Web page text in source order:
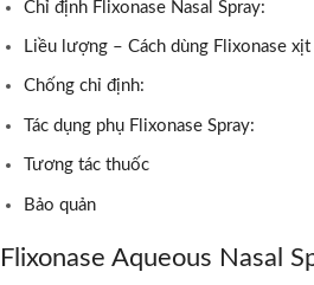
Chỉ định Flixonase Nasal Spray:
Liều lượng – Cách dùng Flixonase xịt
Chống chỉ định:
Tác dụng phụ Flixonase Spray:
Tương tác thuốc
Bảo quản
Flixonase Aqueous Nasal